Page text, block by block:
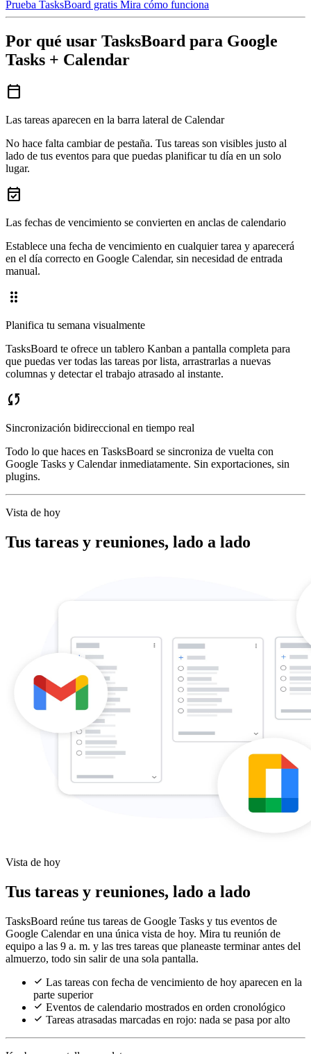
Prueba TasksBoard gratis Mira cómo funciona
Por qué usar TasksBoard para Google
Tasks + Calendar
calendar_today
Las tareas aparecen en la barra lateral de Calendar
No hace falta cambiar de pestaña. Tus tareas son visibles justo al
lado de tus eventos para que puedas planificar tu día en un solo
lugar.
event_available
Las fechas de vencimiento se convierten en anclas de calendario
Establece una fecha de vencimiento en cualquier tarea y aparecerá
en el día correcto en Google Calendar, sin necesidad de entrada
manual.
drag_indicator
Planifica tu semana visualmente
TasksBoard te ofrece un tablero Kanban a pantalla completa para
que puedas ver todas las tareas por lista, arrastrarlas a nuevas
columnas y detectar el trabajo atrasado al instante.
sync
Sincronización bidireccional en tiempo real
Todo lo que haces en TasksBoard se sincroniza de vuelta con
Google Tasks y Calendar inmediatamente. Sin exportaciones, sin
plugins.
Vista de hoy
Tus tareas y reuniones, lado a lado
Vista de hoy
Tus tareas y reuniones, lado a lado
TasksBoard reúne tus tareas de Google Tasks y tus eventos de
Google Calendar en una única vista de hoy. Mira tu reunión de
equipo a las 9 a. m. y las tres tareas que planeaste terminar antes del
almuerzo, todo sin salir de una sola pantalla.
Las tareas con fecha de vencimiento de hoy aparecen en la
parte superior
Eventos de calendario mostrados en orden cronológico
Tareas atrasadas marcadas en rojo: nada se pasa por alto